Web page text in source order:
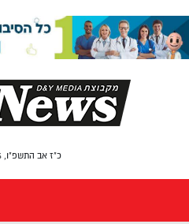
כ"ז אב התשפ"ו, 10/08/2026